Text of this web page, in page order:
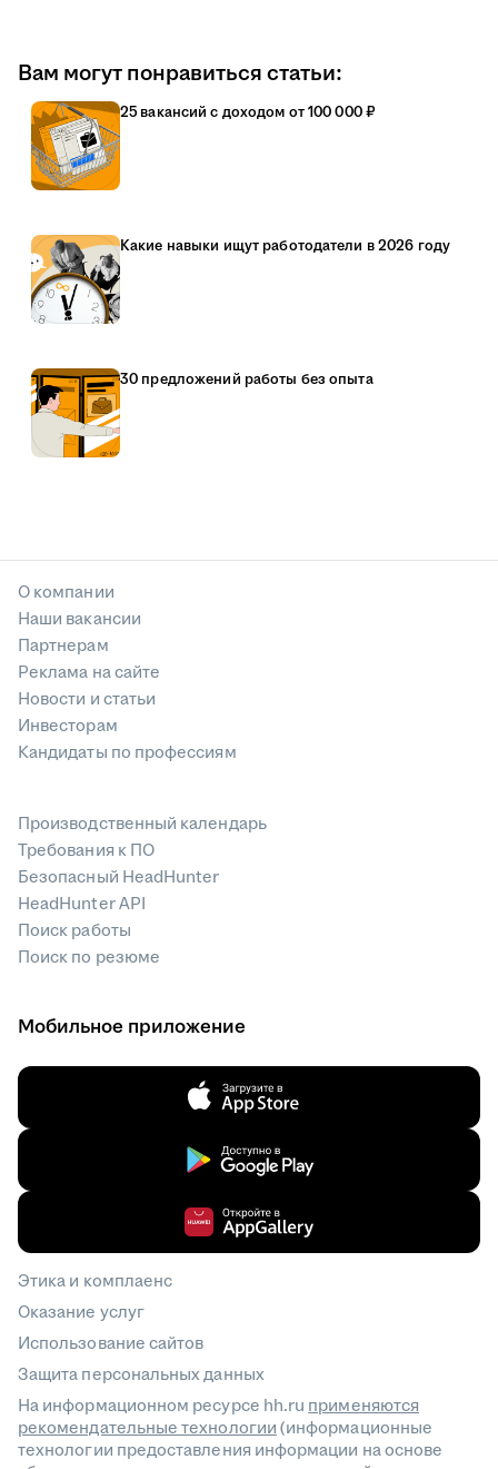
Вам могут понравиться статьи:
25 вакансий с доходом от 100 000 ₽
Какие навыки ищут работодатели в 2026 году
30 предложений работы без опыта
О компании
Наши вакансии
Партнерам
Реклама на сайте
Новости и статьи
Инвесторам
Кандидаты по профессиям
Производственный календарь
Требования к ПО
Безопасный HeadHunter
HeadHunter API
Поиск работы
Поиск по резюме
Мобильное приложение
Этика и комплаенс
Оказание услуг
Использование сайтов
Защита персональных данных
На информационном ресурсе hh.ru применяются
рекомендательные технологии(информационные
технологии предоставления информации на основе